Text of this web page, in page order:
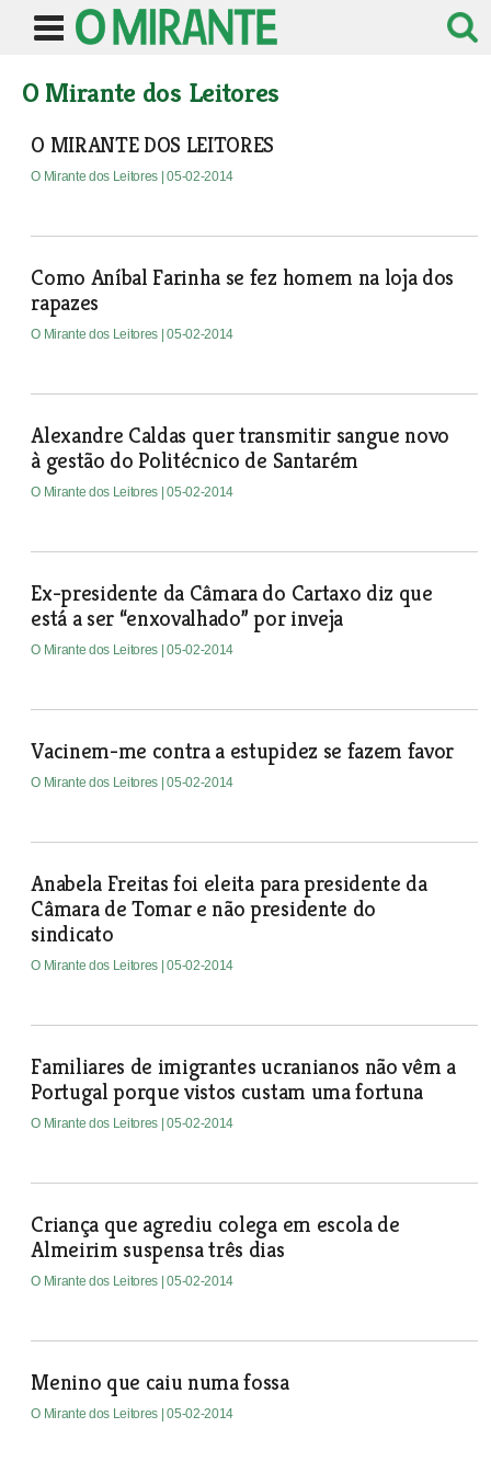
O Mirante dos Leitores
O MIRANTE DOS LEITORES
O Mirante dos Leitores | 05-02-2014
Como Aníbal Farinha se fez homem na loja dos
rapazes
O Mirante dos Leitores | 05-02-2014
Alexandre Caldas quer transmitir sangue novo
à gestão do Politécnico de Santarém
O Mirante dos Leitores | 05-02-2014
Ex-presidente da Câmara do Cartaxo diz que
está a ser “enxovalhado” por inveja
O Mirante dos Leitores | 05-02-2014
Vacinem-me contra a estupidez se fazem favor
O Mirante dos Leitores | 05-02-2014
Anabela Freitas foi eleita para presidente da
Câmara de Tomar e não presidente do
sindicato
O Mirante dos Leitores | 05-02-2014
Familiares de imigrantes ucranianos não vêm a
Portugal porque vistos custam uma fortuna
O Mirante dos Leitores | 05-02-2014
Criança que agrediu colega em escola de
Almeirim suspensa três dias
O Mirante dos Leitores | 05-02-2014
Menino que caiu numa fossa
O Mirante dos Leitores | 05-02-2014